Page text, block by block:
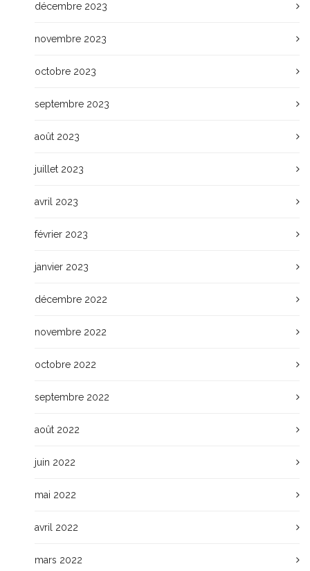
décembre 2023
novembre 2023
octobre 2023
septembre 2023
août 2023
juillet 2023
avril 2023
février 2023
janvier 2023
décembre 2022
novembre 2022
octobre 2022
septembre 2022
août 2022
juin 2022
mai 2022
avril 2022
mars 2022